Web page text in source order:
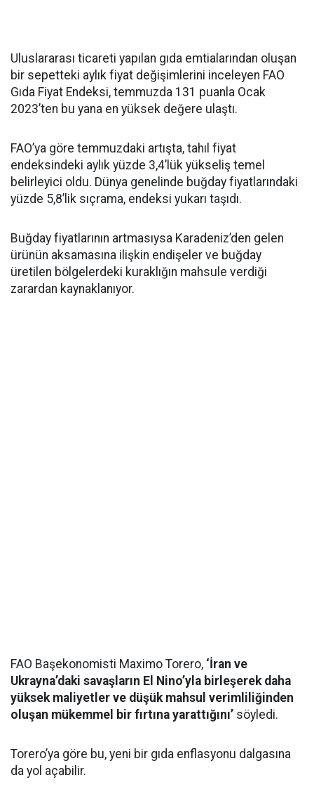
Uluslararası ticareti yapılan gıda emtialarından oluşan
bir sepetteki aylık fiyat değişimlerini inceleyen FAO
Gıda Fiyat Endeksi, temmuzda 131 puanla Ocak
2023’ten bu yana en yüksek değere ulaştı.
FAO’ya göre temmuzdaki artışta, tahıl fiyat
endeksindeki aylık yüzde 3,4’lük yükseliş temel
belirleyici oldu. Dünya genelinde buğday fiyatlarındaki
yüzde 5,8’lik sıçrama, endeksi yukarı taşıdı.
Buğday fiyatlarının artmasıysa Karadeniz’den gelen
ürünün aksamasına ilişkin endişeler ve buğday
üretilen bölgelerdeki kuraklığın mahsule verdiği
zarardan kaynaklanıyor.
FAO Başekonomisti Maximo Torero, ‘İran ve
Ukrayna’daki savaşların El Nino’yla birleşerek daha
yüksek maliyetler ve düşük mahsul verimliliğinden
oluşan mükemmel bir fırtına yarattığını’ söyledi.
Torero’ya göre bu, yeni bir gıda enflasyonu dalgasına
da yol açabilir.